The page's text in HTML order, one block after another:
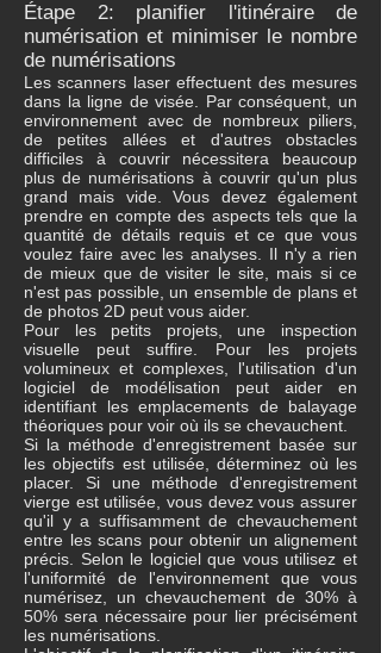
Étape 2: planifier l'itinéraire de
numérisation et minimiser le nombre
de numérisations
Les scanners laser effectuent des mesures
dans la ligne de visée. Par conséquent, un
environnement avec de nombreux piliers,
de petites allées et d'autres obstacles
difficiles à couvrir nécessitera beaucoup
plus de numérisations à couvrir qu'un plus
grand mais vide. Vous devez également
prendre en compte des aspects tels que la
quantité de détails requis et ce que vous
voulez faire avec les analyses. Il n'y a rien
de mieux que de visiter le site, mais si ce
n'est pas possible, un ensemble de plans et
de photos 2D peut vous aider.
Pour les petits projets, une inspection
visuelle peut suffire. Pour les projets
volumineux et complexes, l'utilisation d'un
logiciel de modélisation peut aider en
identifiant les emplacements de balayage
théoriques pour voir où ils se chevauchent.
Si la méthode d'enregistrement basée sur
les objectifs est utilisée, déterminez où les
placer. Si une méthode d'enregistrement
vierge est utilisée, vous devez vous assurer
qu'il y a suffisamment de chevauchement
entre les scans pour obtenir un alignement
précis. Selon le logiciel que vous utilisez et
l'uniformité de l'environnement que vous
numérisez, un chevauchement de 30% à
50% sera nécessaire pour lier précisément
les numérisations.